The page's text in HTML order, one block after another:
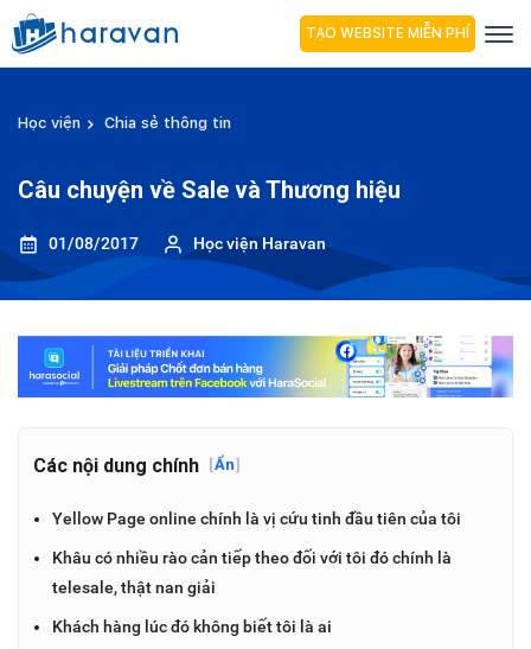
TẠO WEBSITE MIỄN PHÍ
Học viện Chia sẻ thông tin
Câu chuyện về Sale và Thương hiệu
01/08/2017 Học viện Haravan
Các nội dung chính [Ẩn]
Yellow Page online chính là vị cứu tinh đầu tiên của tôi
Khâu có nhiều rào cản tiếp theo đối với tôi đó chính là
telesale, thật nan giải
Khách hàng lúc đó không biết tôi là ai